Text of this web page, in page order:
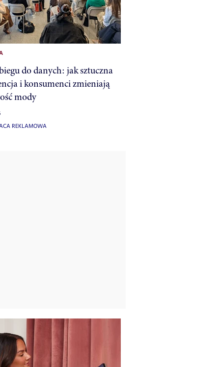
do danych: jak sztuczna
i konsumenci zmieniają
mody
REKLAMOWA